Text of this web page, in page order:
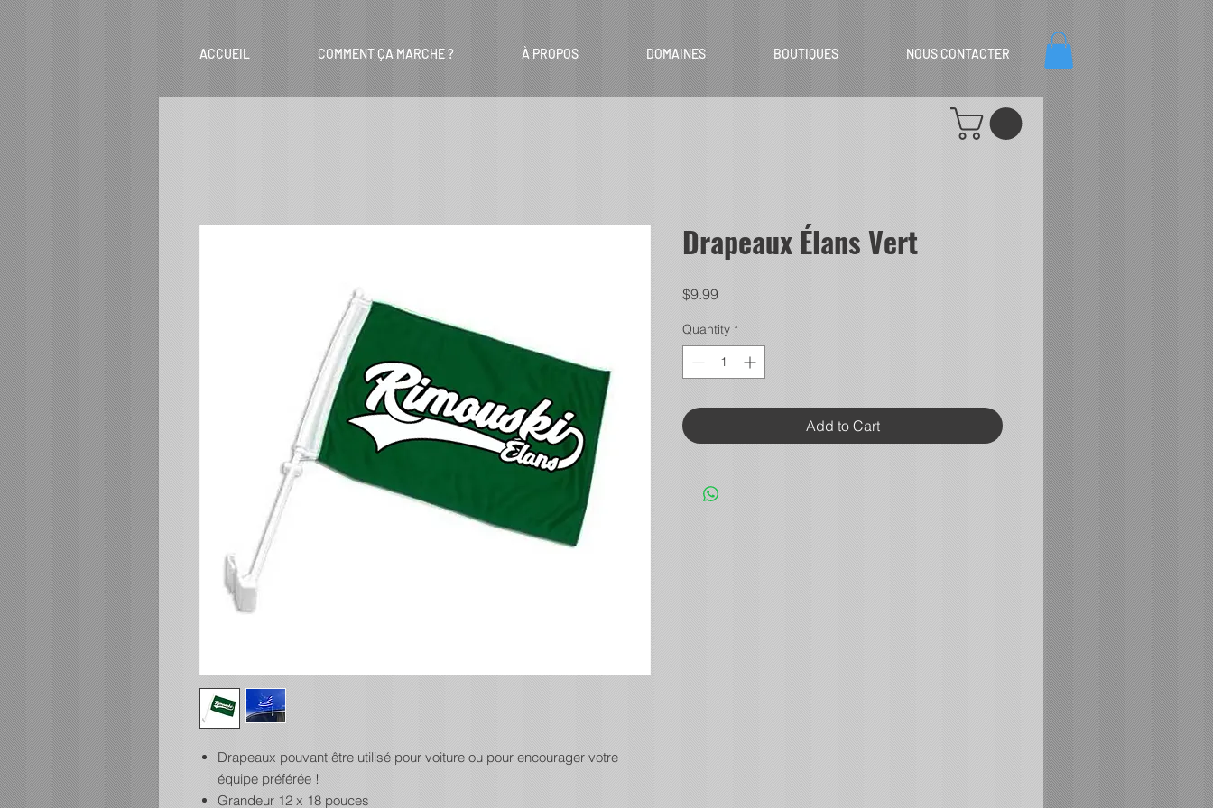
ACCUEIL COMMENT ÇA MARCHE ? À PROPOS DOMAINES BOUTIQUES NOUS CONTACTER
Drapeaux pouvant être utilisé pour voiture ou pour encourager votre
équipe préférée !
Grandeur 12 x 18 pouces
Drapeaux Élans Vert
$9.99Price
Quantity *
Add to Cart